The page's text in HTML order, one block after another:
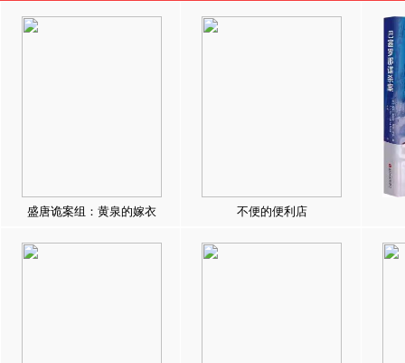
盛唐诡案组：黄泉的嫁衣 不便的便利店